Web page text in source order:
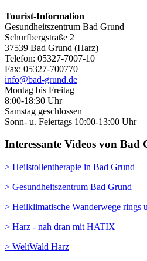
Tourist-Information
Gesundheitszentrum Bad Grund
Schurfbergstraße 2
37539 Bad Grund (Harz)
Telefon: 05327-7007-10
Fax: 05327-700770
info@bad-grund.de
Montag bis Freitag
8:00-18:30 Uhr
Samstag geschlossen
Sonn- u. Feiertags 10:00-13:00 Uhr
Interessante Videos von Bad
> Heilstollentherapie in Bad Grund
> Gesundheitszentrum Bad Grund
> Heilklimatische Wanderwege rings
> Harz - nah dran mit HATIX
> WeltWald Harz